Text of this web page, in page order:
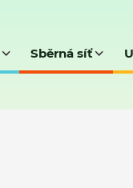
Sběrná síť